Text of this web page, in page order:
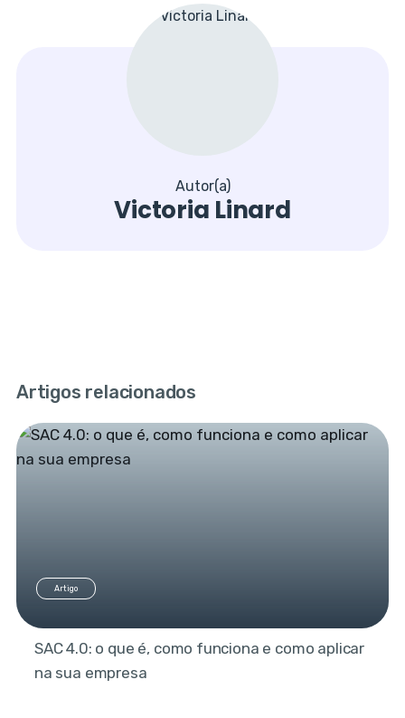
Autor(a)
Victoria Linard
Artigos relacionados
Artigo
SAC 4.0: o que é, como funciona e como aplicar
na sua empresa